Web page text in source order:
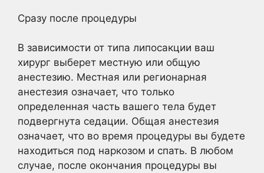
Сразу после процедуры
В зависимости от типа липосакции ваш
хирург выберет местную или общую
анестезию. Местная или регионарная
анестезия означает, что только
определенная часть вашего тела будет
подвергнута седации. Общая анестезия
означает, что во время процедуры вы будете
находиться под наркозом и спать. В любом
случае, после окончания процедуры вы